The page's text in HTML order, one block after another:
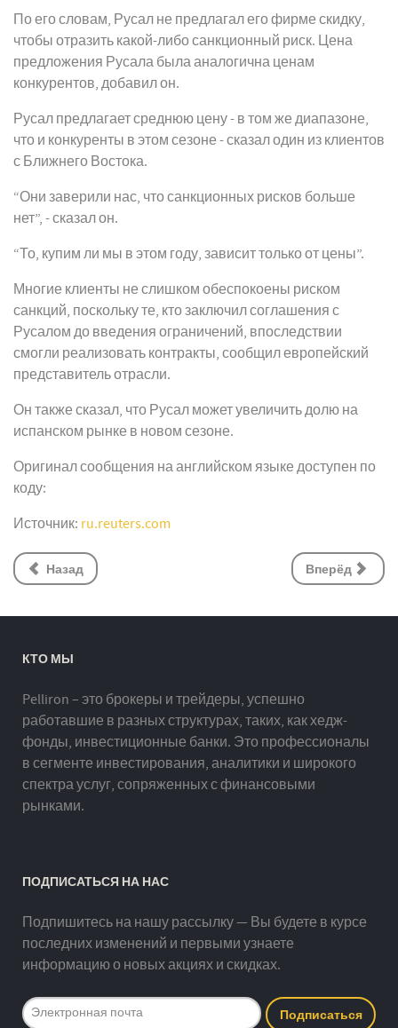
По его словам, Русал не предлагал его фирме скидку,
чтобы отразить какой-либо санкционный риск. Цена
предложения Русала была аналогична ценам
конкурентов, добавил он.
Русал предлагает среднюю цену - в том же диапазоне,
что и конкуренты в этом сезоне - сказал один из клиентов
с Ближнего Востока.
“Они заверили нас, что санкционных рисков больше
нет”, - сказал он.
“То, купим ли мы в этом году, зависит только от цены”.
Многие клиенты не слишком обеспокоены риском
санкций, поскольку те, кто заключил соглашения с
Русалом до введения ограничений, впоследствии
смогли реализовать контракты, сообщил европейский
представитель отрасли.
Он также сказал, что Русал может увеличить долю на
испанском рынке в новом сезоне.
Оригинал сообщения на английском языке доступен по
коду:
Источник: ru.reuters.com
Назад Вперёд
КТО МЫ
Pelliron – это брокеры и трейдеры, успешно
работавшие в разных структурах, таких, как хедж-
фонды, инвестиционные банки. Это профессионалы
в сегменте инвестирования, аналитики и широкого
спектра услуг, сопряженных с финансовыми
рынками.
ПОДПИСАТЬСЯ НА НАС
Подпишитесь на нашу рассылку — Вы будете в курсе
последних изменений и первыми узнаете
информацию о новых акциях и скидках.